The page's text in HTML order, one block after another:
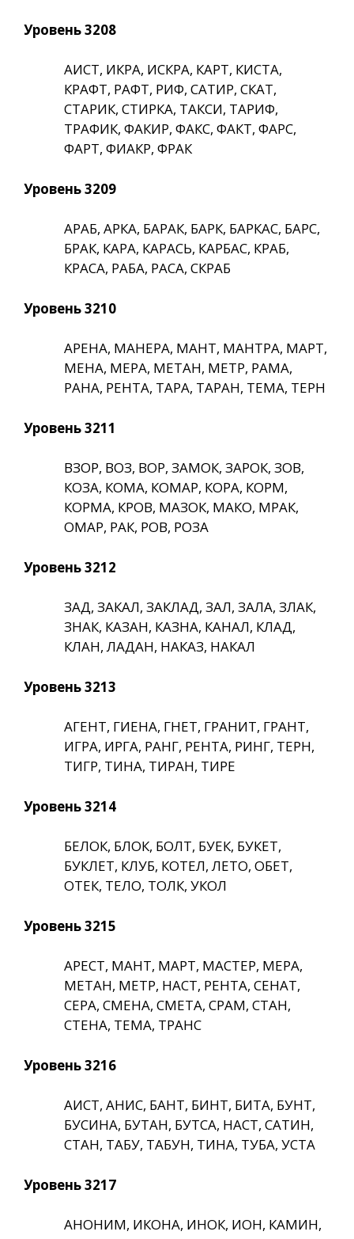
Уровень 3208
АИСТ, ИКРА, ИСКРА, КАРТ, КИСТА,
КРАФТ, РАФТ, РИФ, САТИР, СКАТ,
СТАРИК, СТИРКА, ТАКСИ, ТАРИФ,
ТРАФИК, ФАКИР, ФАКС, ФАКТ, ФАРС,
ФАРТ, ФИАКР, ФРАК
Уровень 3209
АРАБ, АРКА, БАРАК, БАРК, БАРКАС, БАРС,
БРАК, КАРА, КАРАСЬ, КАРБАС, КРАБ,
КРАСА, РАБА, РАСА, СКРАБ
Уровень 3210
АРЕНА, МАНЕРА, МАНТ, МАНТРА, МАРТ,
МЕНА, МЕРА, МЕТАН, МЕТР, РАМА,
РАНА, РЕНТА, ТАРА, ТАРАН, ТЕМА, ТЕРН
Уровень 3211
ВЗОР, ВОЗ, ВОР, ЗАМОК, ЗАРОК, ЗОВ,
КОЗА, КОМА, КОМАР, КОРА, КОРМ,
КОРМА, КРОВ, МАЗОК, МАКО, МРАК,
ОМАР, РАК, РОВ, РОЗА
Уровень 3212
ЗАД, ЗАКАЛ, ЗАКЛАД, ЗАЛ, ЗАЛА, ЗЛАК,
ЗНАК, КАЗАН, КАЗНА, КАНАЛ, КЛАД,
КЛАН, ЛАДАН, НАКАЗ, НАКАЛ
Уровень 3213
АГЕНТ, ГИЕНА, ГНЕТ, ГРАНИТ, ГРАНТ,
ИГРА, ИРГА, РАНГ, РЕНТА, РИНГ, ТЕРН,
ТИГР, ТИНА, ТИРАН, ТИРЕ
Уровень 3214
БЕЛОК, БЛОК, БОЛТ, БУЕК, БУКЕТ,
БУКЛЕТ, КЛУБ, КОТЕЛ, ЛЕТО, ОБЕТ,
ОТЕК, ТЕЛО, ТОЛК, УКОЛ
Уровень 3215
АРЕСТ, МАНТ, МАРТ, МАСТЕР, МЕРА,
МЕТАН, МЕТР, НАСТ, РЕНТА, СЕНАТ,
СЕРА, СМЕНА, СМЕТА, СРАМ, СТАН,
СТЕНА, ТЕМА, ТРАНС
Уровень 3216
АИСТ, АНИС, БАНТ, БИНТ, БИТА, БУНТ,
БУСИНА, БУТАН, БУТСА, НАСТ, САТИН,
СТАН, ТАБУ, ТАБУН, ТИНА, ТУБА, УСТА
Уровень 3217
АНОНИМ, ИКОНА, ИНОК, ИОН, КАМИН,